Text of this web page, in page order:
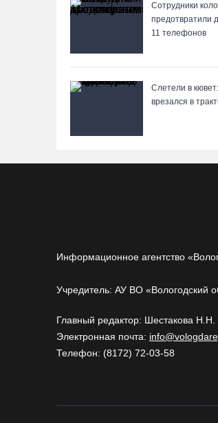
Сотрудники
предотвратили
11 телефонов
Слетели в
врезался в
Информационное агентство
Учредитель: АУ ВО «Вологодский
Главный редактор: Шестакова Н.Н.
Электронная почта:
Телефон: (8172) 72-03-58